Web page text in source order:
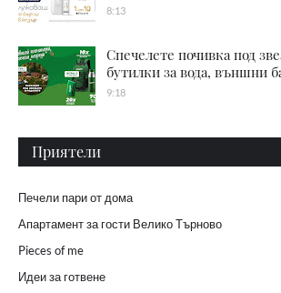
8:13
Спечелете почивка под
бутилки за вода, външни
9:18
Приятели
Печели пари от дома
Апартамент за гости Велико Търново
Pieces of me
Идеи за готвене